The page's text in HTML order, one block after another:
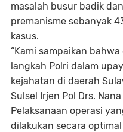
masalah busur badik
premanisme sebanyak
kasus.
“Kami sampaikan
langkah Polri dalam
kejahatan di daerah
Sulsel Irjen Pol Drs.
Pelaksanaan operasi
dilakukan secara